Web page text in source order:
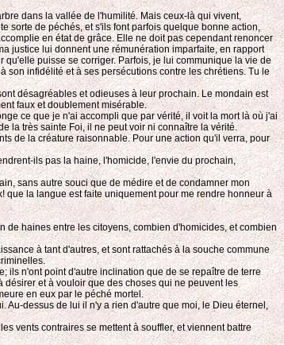
dans la vallée de l'humilité. Mais ceux-là qui vivent,
sorte de péchés, et s'ils font parfois quelque bonne action,
en état de grâce. Elle ne doit pas cependant renoncer
justice lui donnent une rémunération imparfaite, en rapport
puisse se corriger. Parfois, je lui communique la vie de
son infidélité et à ses persécutions contre les chrétiens. Tu le
désagréables et odieuses à leur prochain. Le mondain est
faux et doublement misérable.
ce que je n'ai accompli que par vérité, il voit la mort là où j'ai
la très sainte Foi, il ne peut voir ni connaître la vérité.
de la créature raisonnable. Pour une action qu'il verra, pour
ils pas la haine, l'homicide, l'envie du prochain,
sans autre souci que de médire et de condamner mon
que la langue est faite uniquement pour me rendre honneur à
de haines entre les citoyens, combien d'homicides, et combien
à tant d'autres, et sont rattachés à la souche commune
ils n'ont point d'autre inclination que de se repaître de terre
et à vouloir que des choses qui ne peuvent les
en eux par le péché mortel.
Au-dessus de lui il n'y a rien d'autre que moi, le Dieu éternel,
vents contraires se mettent à souffler, et viennent battre